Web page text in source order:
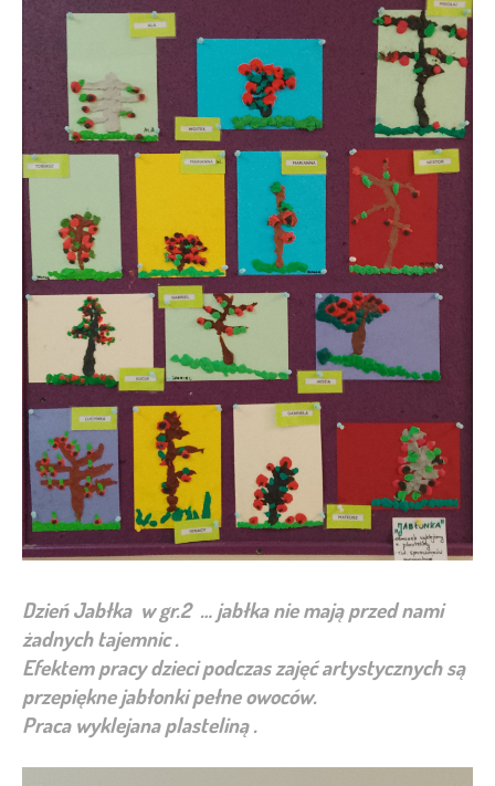
Dzień Jabłka w gr.2 … jabłka nie mają przed nami
żadnych tajemnic .
Efektem pracy dzieci podczas zajęć artystycznych są
przepiękne jabłonki pełne owoców.
Praca wyklejana plasteliną .